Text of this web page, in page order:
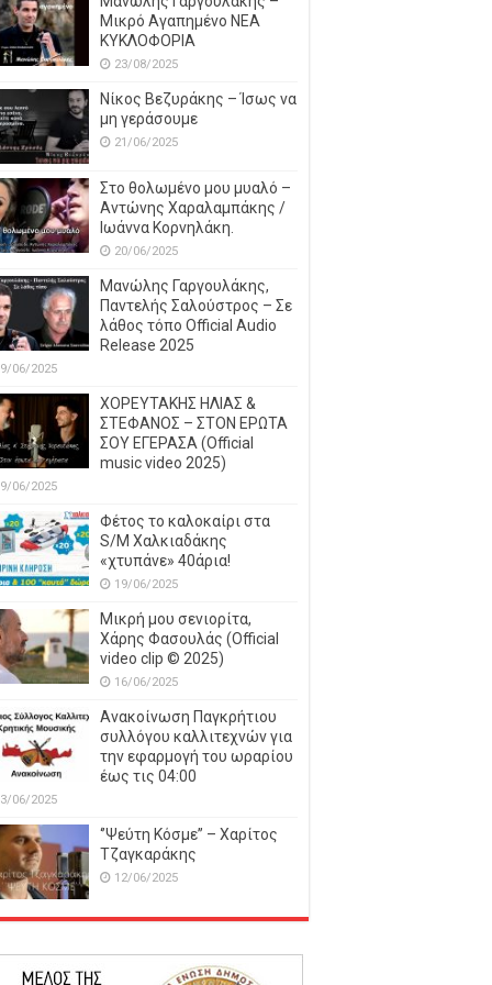
Μικρό Αγαπημένο NEΑ
ΚΥΚΛΟΦΟΡΙΑ
23/08/2025
Νίκος Βεζυράκης – Ίσως να
μη γεράσουμε
21/06/2025
Στο θολωμένο μου μυαλό –
Αντώνης Χαραλαμπάκης /
Ιωάννα Κορνηλάκη.
20/06/2025
Μανώλης Γαργουλάκης,
Παντελής Σαλούστρος – Σε
λάθος τόπο Official Audio
Release 2025
06/2025
ΧΟΡΕΥΤΑΚΗΣ ΗΛΙΑΣ &
ΣΤΕΦΑΝΟΣ – ΣΤΟΝ ΕΡΩΤΑ
ΣΟΥ ΕΓΕΡΑΣΑ (Official
music video 2025)
06/2025
Φέτος το καλοκαίρι στα
S/M Χαλκιαδάκης
«χτυπάνε» 40άρια!
19/06/2025
Μικρή μου σενιορίτα,
Χάρης Φασουλάς (Official
video clip © 2025)
16/06/2025
Ανακοίνωση Παγκρήτιου
συλλόγου καλλιτεχνών για
την εφαρμογή του ωραρίου
έως τις 04:00
06/2025
‘’Ψεύτη Κόσμε’’ – Χαρίτος
Τζαγκαράκης
12/06/2025